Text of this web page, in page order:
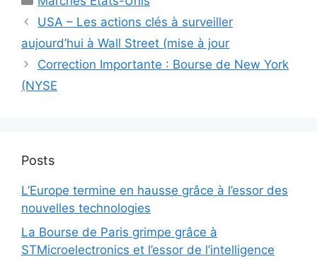
USA – Les actions clés à surveiller
aujourd’hui à Wall Street (mise à jour
Correction Importante : Bourse de New York
(NYSE
Posts
L’Europe termine en hausse grâce à l’essor des
nouvelles technologies
La Bourse de Paris grimpe grâce à
STMicroelectronics et l’essor de l’intelligence